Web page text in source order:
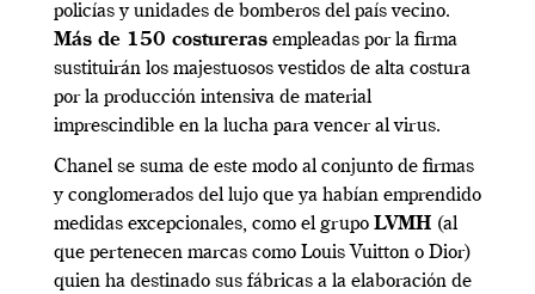
policías y unidades de bomberos del país vecino.
Más de 150 costureras empleadas por la firma
sustituirán los majestuosos vestidos de alta costura
por la producción intensiva de material
imprescindible en la lucha para vencer al virus.
Chanel se suma de este modo al conjunto de firmas
y conglomerados del lujo que ya habían emprendido
medidas excepcionales, como el grupo LVMH (al
que pertenecen marcas como Louis Vuitton o Dior)
quien ha destinado sus fábricas a la elaboración de